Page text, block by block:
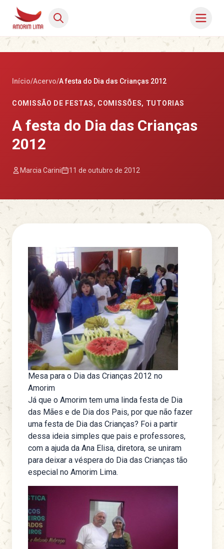
Início/Acervo/A festa do Dia das Crianças 2012
COMISSÃO DE FESTAS, COMISSÕES, TUTORIAS
A festa do Dia das Crianças
2012
Marcia Carini 11 de outubro de 2012
Mesa para o Dia das Crianças 2012 no
Amorim
Já que o Amorim tem uma linda festa de Dia
das Mães e de Dia dos Pais, por que não fazer
uma festa de Dia das Crianças? Foi a partir
dessa ideia simples que pais e professores,
com a ajuda da Ana Elisa, diretora, se uniram
para deixar a véspera do Dia das Crianças tão
especial no Amorim Lima.